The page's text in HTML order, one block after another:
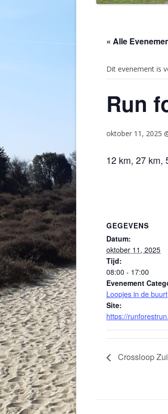
« Alle
Dit evenement is
Run
oktober 11, 2025
12 km, 27 km,
GEGEVENS
Datum:
oktober 11, 2025
Tijd:
08:00 - 17:00
Evenement
Loopjes in de buurt
Site:
https://
Crossloop